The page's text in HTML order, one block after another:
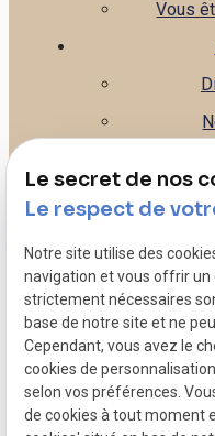
Vous
Litiges
Caution
Le secret de nos
Le respect de
Notre site utilise des
navigation et vous offrir un
strictement nécessaires
base de notre site et ne
Cependant, vous avez le
cookies de
selon vos préférences.
de cookies à tout moment